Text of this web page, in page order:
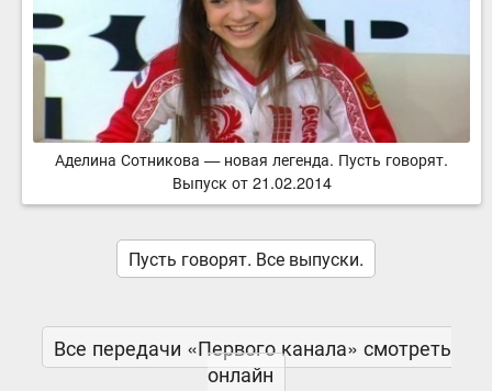
Аделина Сотникова — новая легенда. Пусть говорят.
Выпуск от 21.02.2014
Пусть говорят. Все выпуски.
Все передачи «Первого канала» смотреть
онлайн